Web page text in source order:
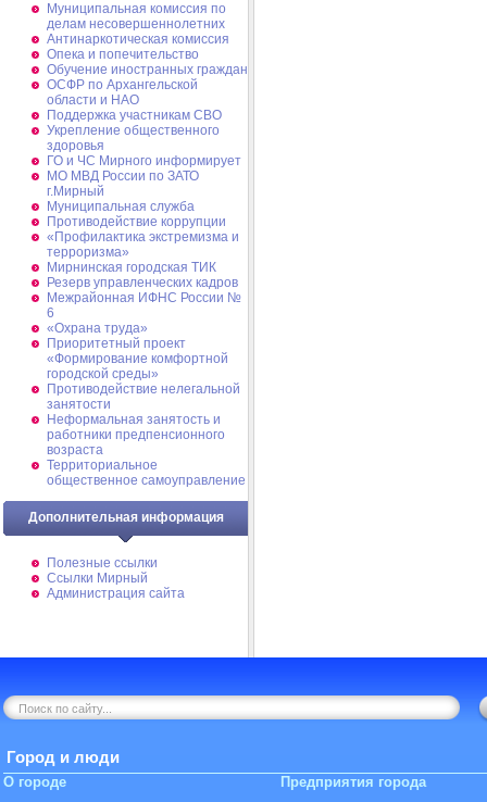
Муниципальная комиссия по
делам несовершеннолетних
Антинаркотическая комиссия
Опека и попечительство
Обучение иностранных граждан
ОСФР по Архангельской
области и НАО
Поддержка участникам СВО
Укрепление общественного
здоровья
ГО и ЧС Мирного информирует
МО МВД России по ЗАТО
г.Мирный
Муниципальная cлужба
Противодействие коррупции
«Профилактика экстремизма и
терроризма»
Мирнинская городская ТИК
Резерв управленческих кадров
Межрайонная ИФНС России №
6
«Охрана труда»
Приоритетный проект
«Формирование комфортной
городской среды»
Противодействие нелегальной
занятости
Неформальная занятость и
работники предпенсионного
возраста
Территориальное
общественное самоуправление
Дополнительная информация
Полезные ссылки
Ссылки Мирный
Администрация сайта
Город и люди
О городе Предприятия города